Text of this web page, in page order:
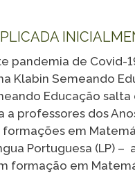
pandemia de
Klabin Semeando
Educação
professores dos
formações em
Portuguesa (LP)
formação em